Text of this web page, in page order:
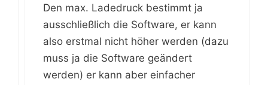
Den max. Ladedruck bestimmt ja
ausschließlich die Software, er kann
also erstmal nicht höher werden (dazu
muss ja die Software geändert
werden) er kann aber einfacher